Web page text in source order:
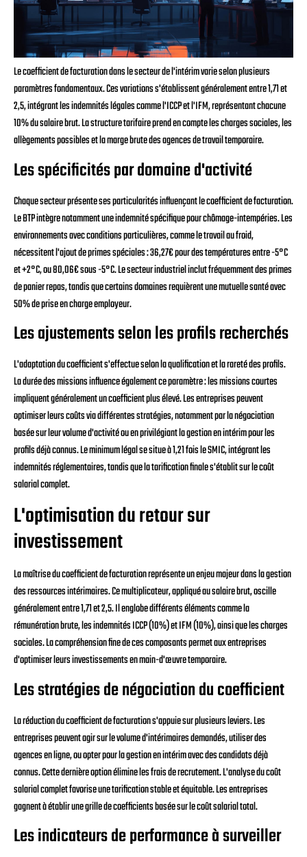
Le coefficient de facturation dans le secteur de l'intérim varie selon plusieurs
paramètres fondamentaux. Ces variations s'établissent généralement entre 1,71 et
2,5, intégrant les indemnités légales comme l'ICCP et l'IFM, représentant chacune
10% du salaire brut. La structure tarifaire prend en compte les charges sociales, les
allègements possibles et la marge brute des agences de travail temporaire.
Les spécificités par domaine d'activité
Chaque secteur présente ses particularités influençant le coefficient de facturation.
Le BTP intègre notamment une indemnité spécifique pour chômage-intempéries. Les
environnements avec conditions particulières, comme le travail au froid,
nécessitent l'ajout de primes spéciales : 36,27€ pour des températures entre -5°C
et +2°C, ou 80,06€ sous -5°C. Le secteur industriel inclut fréquemment des primes
de panier repas, tandis que certains domaines requièrent une mutuelle santé avec
50% de prise en charge employeur.
Les ajustements selon les profils recherchés
L'adaptation du coefficient s'effectue selon la qualification et la rareté des profils.
La durée des missions influence également ce paramètre : les missions courtes
impliquent généralement un coefficient plus élevé. Les entreprises peuvent
optimiser leurs coûts via différentes stratégies, notamment par la négociation
basée sur leur volume d'activité ou en privilégiant la gestion en intérim pour les
profils déjà connus. Le minimum légal se situe à 1,21 fois le SMIC, intégrant les
indemnités réglementaires, tandis que la tarification finale s'établit sur le coût
salarial complet.
L'optimisation du retour sur
investissement
La maîtrise du coefficient de facturation représente un enjeu majeur dans la gestion
des ressources intérimaires. Ce multiplicateur, appliqué au salaire brut, oscille
généralement entre 1,71 et 2,5. Il englobe différents éléments comme la
rémunération brute, les indemnités ICCP (10%) et IFM (10%), ainsi que les charges
sociales. La compréhension fine de ces composants permet aux entreprises
d'optimiser leurs investissements en main-d'œuvre temporaire.
Les stratégies de négociation du coefficient
La réduction du coefficient de facturation s'appuie sur plusieurs leviers. Les
entreprises peuvent agir sur le volume d'intérimaires demandés, utiliser des
agences en ligne, ou opter pour la gestion en intérim avec des candidats déjà
connus. Cette dernière option élimine les frais de recrutement. L'analyse du coût
salarial complet favorise une tarification stable et équitable. Les entreprises
gagnent à établir une grille de coefficients basée sur le coût salarial total.
Les indicateurs de performance à surveiller